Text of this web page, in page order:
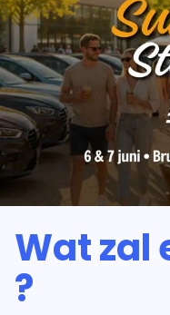
Wat zal
?